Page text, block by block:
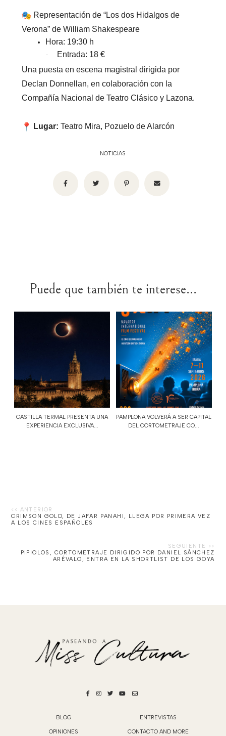
Representación de “Los dos Hidalgos de
Verona” de William Shakespeare
Hora: 19:30 h
·
Entrada: 18 €
Una puesta en escena magistral dirigida por
Declan Donnellan, en colaboración con la
Compañía Nacional de Teatro Clásico y Lazona.
Lugar: Teatro Mira, Pozuelo de Alarcón
NOTICIAS
Puede que también te interese...
CASTILLA TERMAL PRESENTA UNA
EXPERIENCIA EXCLUSIVA...
PAMPLONA VOLVERÁ A SER CAPITAL
DEL CORTOMETRAJE CO...
CRIMSON GOLD, DE JAFAR PANAHI, LLEGA POR PRIMERA VEZ
A LOS CINES ESPAÑOLES
PIPIOLOS, CORTOMETRAJE DIRIGIDO POR DANIEL SÁNCHEZ
ARÉVALO, ENTRA EN LA SHORTLIST DE LOS GOYA
BLOG ENTREVISTAS
OPINIONES CONTACTO AND MORE